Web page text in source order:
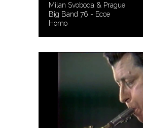
Milan Svoboda & Prague
Big Band 76 - Ecce
Homo